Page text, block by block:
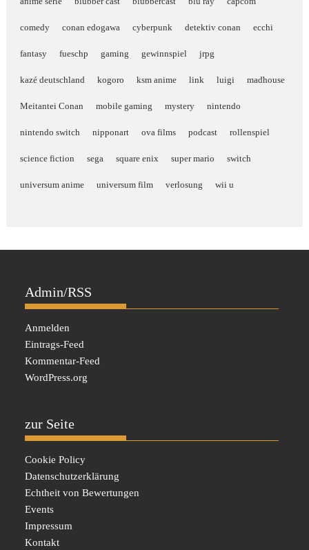
comedy conan edogawa cyberpunk detektiv conan ecchi
fantasy fueschp gaming gewinnspiel jrpg
kazé deutschland kogoro ksm anime link luigi madhouse
Meitantei Conan mobile gaming mystery nintendo
nintendo switch nipponart ova films podcast rollenspiel
science fiction sega square enix super mario switch
universum anime universum film verlosung wii u
Admin/RSS
Anmelden
Eintrags-Feed
Kommentar-Feed
WordPress.org
zur Seite
Cookie Policy
Datenschutzerklärung
Echtheit von Bewertungen
Events
Impressum
Kontakt